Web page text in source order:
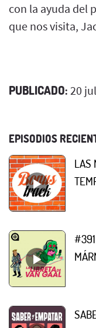
con la ayuda del
que nos visita,
PUBLICADO: 20
EPISODIOS
LAS